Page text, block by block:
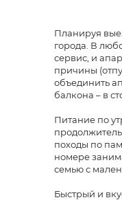
Планируя
города. В
сервис, и
причины
объединить
балкона – в
Питание по
походы по
номере
семью с
Быстрый и